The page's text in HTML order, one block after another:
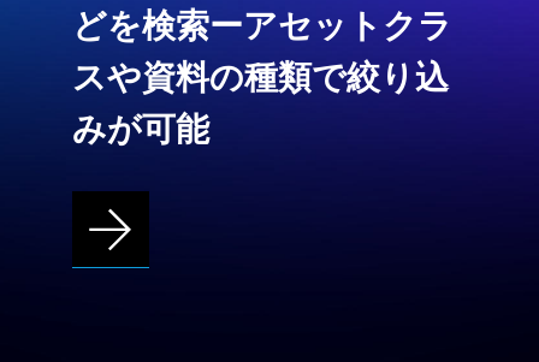
どを検索ーアセットクラ
スや資料の種類で絞り込
みが可能